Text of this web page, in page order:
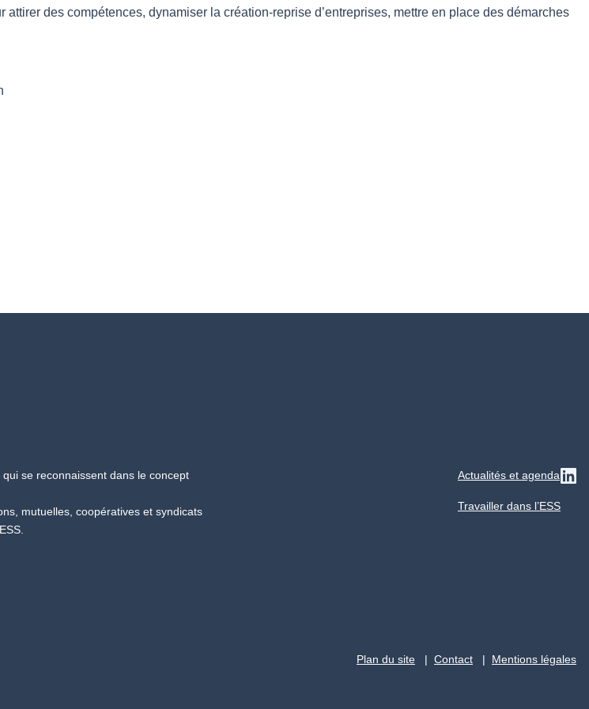
des compétences, dynamiser la création-reprise d’entreprises, mettre en place des démarches
se reconnaissent dans le concept
mutuelles, coopératives et syndicats
Actualités et agenda
Travailler dans l’ESS
Plan du site Contact Mentions légales